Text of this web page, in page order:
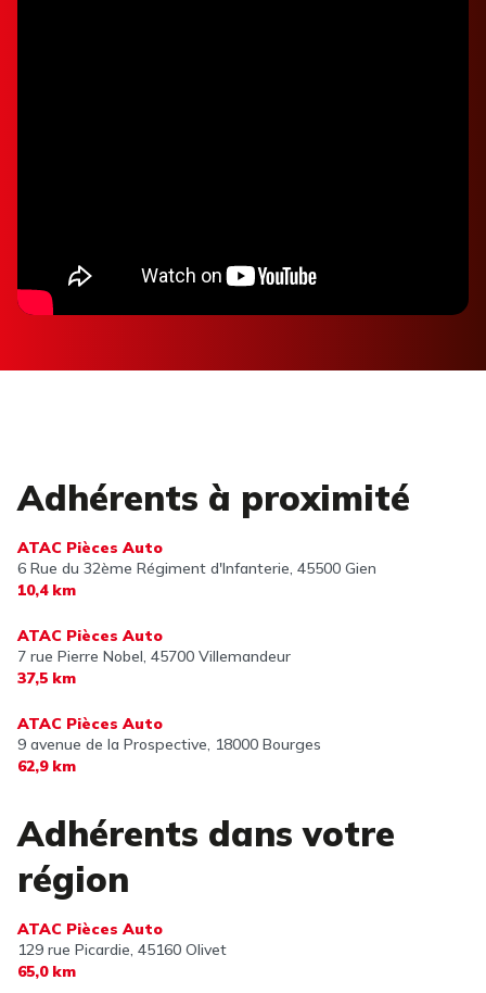
Adhérents à proximité
ATAC Pièces Auto
6 Rue du 32ème Régiment d'Infanterie, 45500 Gien
10,4 km
ATAC Pièces Auto
7 rue Pierre Nobel, 45700 Villemandeur
37,5 km
ATAC Pièces Auto
9 avenue de la Prospective, 18000 Bourges
62,9 km
Adhérents dans votre
région
ATAC Pièces Auto
129 rue Picardie, 45160 Olivet
65,0 km